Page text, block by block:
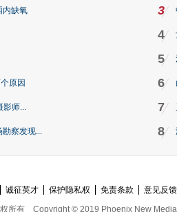
内缺氧
原因
影师...
察发现...
3
4
5
6
7
8
诚征英才 保护隐私权 免责条款 意见反馈
所有 Copyright © 2019 Phoenix New